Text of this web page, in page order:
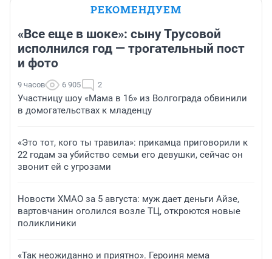
РЕКОМЕНДУЕМ
«Все еще в шоке»: сыну Трусовой
исполнился год — трогательный пост
и фото
9 часов 6 905 2
Участницу шоу «Мама в 16» из Волгограда обвинили
в домогательствах к младенцу
«Это тот, кого ты травила»: прикамца приговорили к
22 годам за убийство семьи его девушки, сейчас он
звонит ей с угрозами
Новости ХМАО за 5 августа: муж дает деньги Айзе,
вартовчанин оголился возле ТЦ, откроются новые
поликлиники
«Так неожиданно и приятно». Героиня мема